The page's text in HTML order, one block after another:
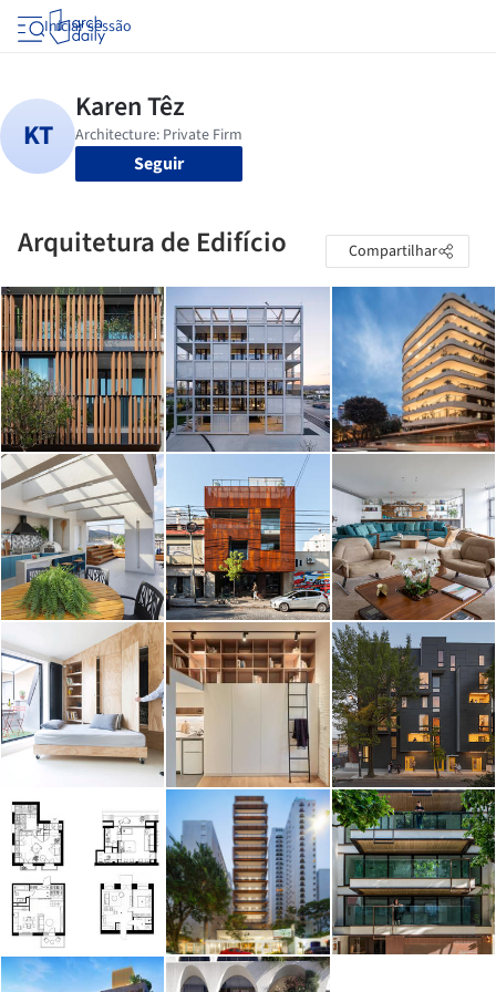
Iniciar sessão
Seguir
Arquitetura de Edifício Compartilhar